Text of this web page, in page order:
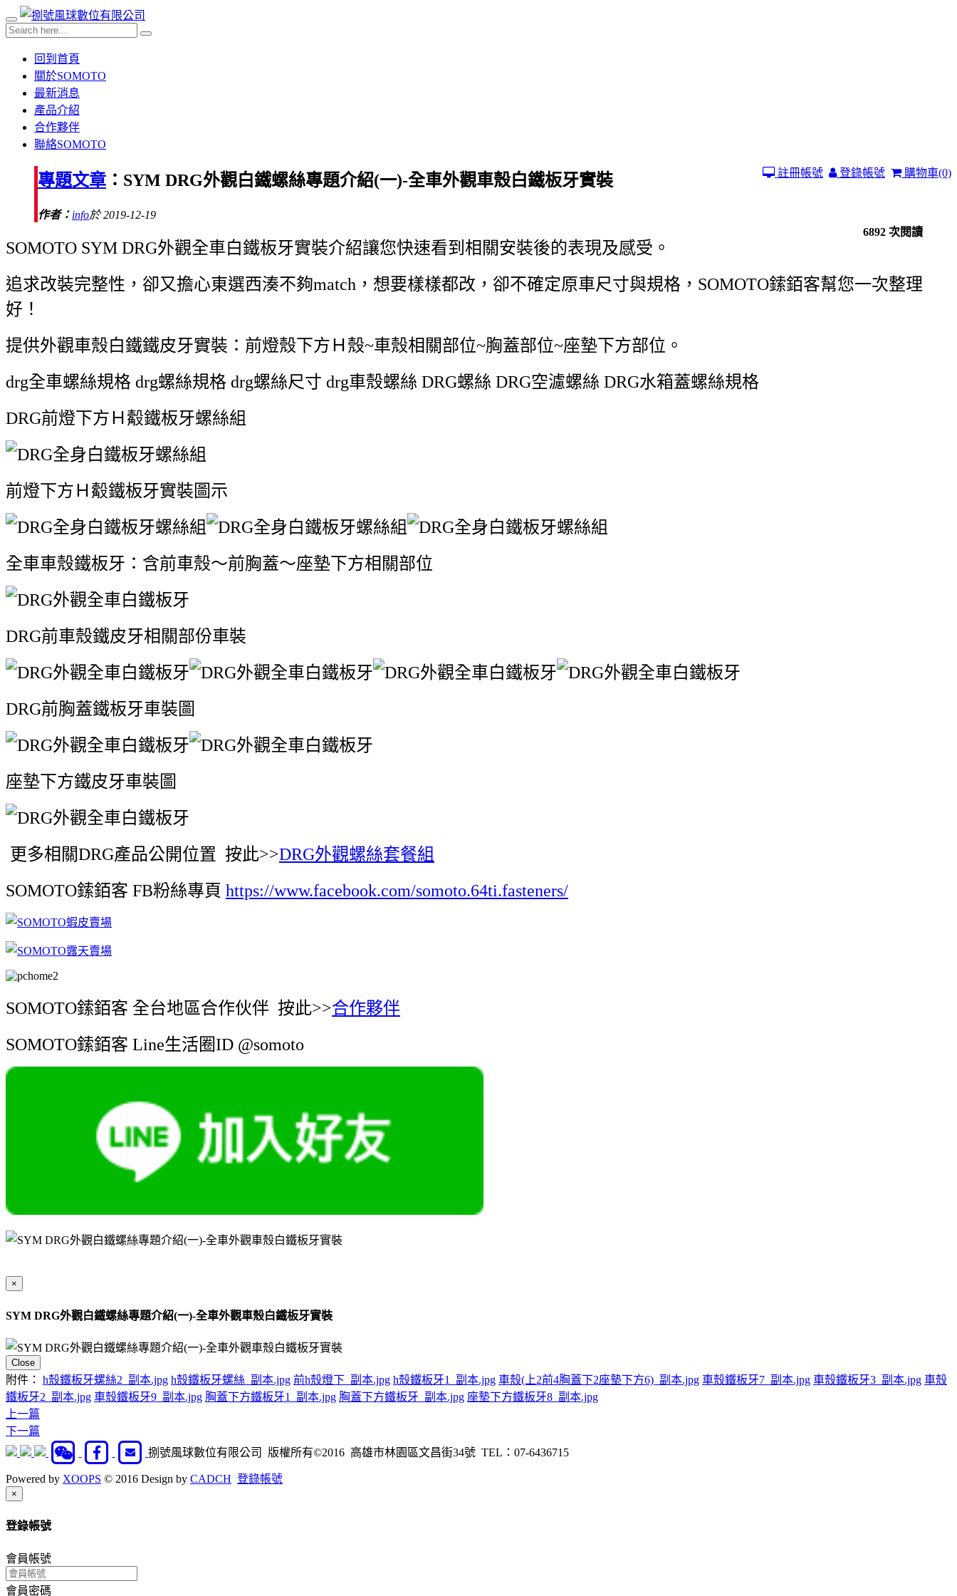
回到首頁
關於SOMOTO
最新消息
產品介紹
合作夥伴
聯絡SOMOTO
購物車(0)
登錄帳號
註冊帳號
專題文章 ：SYM DRG外觀白鐵螺絲專題介紹(一)-全車外觀車殼白鐵板牙實裝
作者： info於 2019-12-19
6892 次閱讀
SOMOTO SYM DRG外觀全車白鐵板牙實裝介紹讓您快速看到相關安裝後的表現及感受。
追求改裝完整性，卻又擔心東選西湊不夠match，想要樣樣都改，卻不確定原車尺寸與規格，SOMOTO鎍銆客幫您一次整理
好！
提供外觀車殼白鐵鐵皮牙實裝：前燈殼下方Ｈ殼~車殼相關部位~胸蓋部位~座墊下方部位。
drg全車螺絲規格 drg螺絲規格 drg螺絲尺寸 drg車殼螺絲 DRG螺絲 DRG空濾螺絲 DRG水箱蓋螺絲規格
DRG前燈下方Ｈ觳鐵板牙螺絲組
前燈下方Ｈ觳鐵板牙實裝圖示
全車車殼鐵板牙：含前車殼～前胸蓋～座墊下方相關部位
DRG前車殼鐵皮牙相關部份車裝
DRG前胸蓋鐵板牙車裝圖
座墊下方鐵皮牙車裝圖
更多相關DRG產品公開位置 按此>>DRG外觀螺絲套餐組
SOMOTO鎍銆客 FB粉絲專頁 https://www.facebook.com/somoto.64ti.fasteners/
SOMOTO鎍銆客 全台地區合作伙伴 按此>>合作夥伴
SOMOTO鎍銆客 Line生活圈ID @somoto
×
SYM DRG外觀白鐵螺絲專題介紹(一)-全車外觀車殼白鐵板牙實裝
Close
附件： h殼鐵板牙螺絲2_副本.jpg h殼鐵板牙螺絲_副本.jpg 前h殼燈下_副本.jpg h殼鐵板牙1_副本.jpg 車殼(上2前4胸蓋下2座墊下方6)_副本.jpg 車殼鐵板牙7_副本.jpg 車殼鐵板牙3_副本.jpg 車殼
鐵板牙2_副本.jpg 車殼鐵板牙9_副本.jpg 胸蓋下方鐵板牙1_副本.jpg 胸蓋下方鐵板牙_副本.jpg 座墊下方鐵板牙8_副本.jpg
上一篇
下一篇
捌號風球數位有限公司 版權所有©2016 高雄市林園區文昌街34號 TEL：07-6436715
Powered by XOOPS © 2016 Design by CADCH 登錄帳號
×
登錄帳號
會員帳號
會員密碼